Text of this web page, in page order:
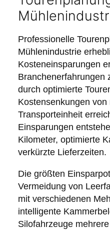
Professionelle
Mühlenindustrie
Kosteneinsparungen
Branchenerfahrungen
durch optimierte
Kostensenkungen
Transporteinheit
Einsparungen
Kilometer, optimierte
verkürzte Lieferzeiten.
Die größten
Vermeidung von
mit verschiedenen
intelligente
Silofahrzeuge